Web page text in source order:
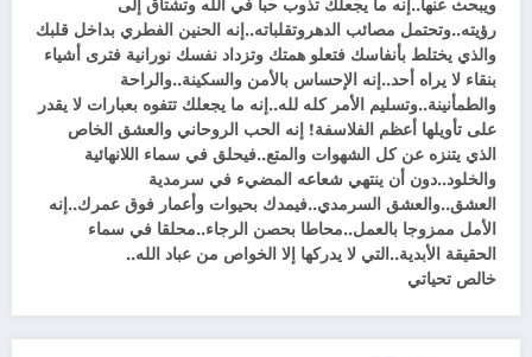
ويبحث عنها..إنه ما يجعلك تذوب حبا في الله وتشتاق إلى
رؤيته..وتحتمل مصائب الدهروتقلباته..إنه الحنين الفطري بداخل قلبك
والذي يختلط بأنفاسك فتعلو همتك وتزداد نفسك نورانية فترى أشياء
بنقاء لا يراه أحد..إنه الإحساس بالأمن والسكينة..والراحة
والطمأنينة..وتسليم الأمر كله لله..إنه ما يجعلك تتفوه بعبارات لا يقدر
على تأويلها أعظم الفلاسفة! إنه الحب الروحاني والعشق الخاص
الذي يتنزه عن كل الشهوات والمتع..فيحلق في سماء اللانهائية
والخلود..دون أن ينتهي شعاعه المضيء في سرمدية
العشق..والعشق السرمدي..فيمدك بحيوات وأعمار فوق عمرك..إنه
الأمل ممزوجا بالعمل..محاطا بحصن الرجاء..محلقا في سماء
الحقيقة الأبدية..التي لا يدركها إلا الخواص من عباد الله..
خالص تحياتي